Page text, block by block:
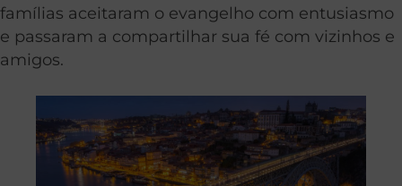
famílias aceitaram o evangelho com entusiasmo
e passaram a compartilhar sua fé com vizinhos e
amigos.